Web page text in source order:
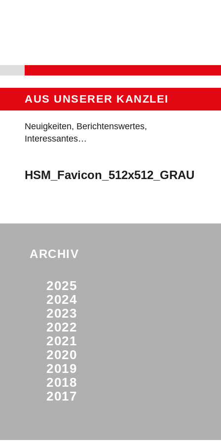
AUS UNSERER KANZLEI
Neuigkeiten, Berichtenswertes,
Interessantes…
HSM_Favicon_512x512_GRAU
ARCHIV
2025
2024
2023
2022
2021
2020
2019
2018
2017